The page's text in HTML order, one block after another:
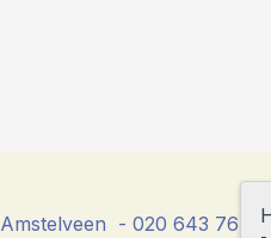
- 020 643 76